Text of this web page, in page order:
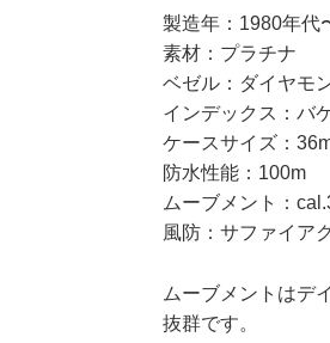
製造年：1980年代
素材：プラチナ
ベゼル：ダイヤモ
インデックス：バ
ケースサイズ：
防水性能：100m
ムーブメント：
風防：サファイア
ムーブメントはデ
抜群です。